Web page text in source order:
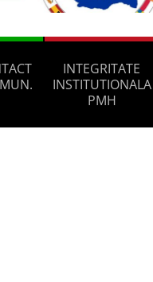
INTEGRITATE
INSTITUTIONALA
PMH